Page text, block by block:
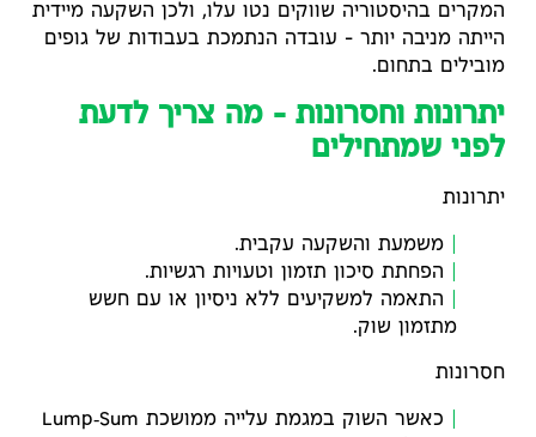
המקרים בהיסטוריה שווקים נטו עלו, ולכן השקעה מיידית
הייתה מניבה יותר – עובדה הנתמכת בעבודות של גופים
מובילים בתחום.
יתרונות וחסרונות – מה צריך לדעת
לפני שמתחילים
יתרונות
משמעת והשקעה עקבית.
הפחתת סיכון תזמון וטעויות רגשיות.
התאמה למשקיעים ללא ניסיון או עם חשש
מתזמון שוק.
חסרונות
כאשר השוק במגמת עלייה ממושכת Lump‑Sum